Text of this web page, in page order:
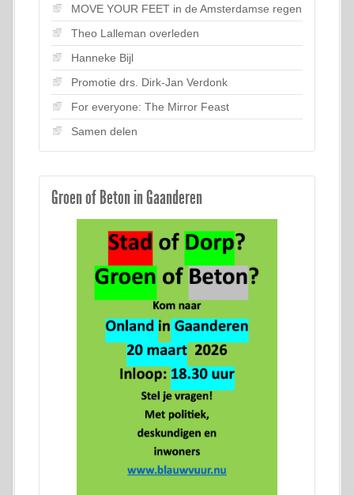
MOVE YOUR FEET in de Amsterdamse regen
Theo Lalleman overleden
Hanneke Bijl
Promotie drs. Dirk-Jan Verdonk
For everyone: The Mirror Feast
Samen delen
Groen of Beton in Gaanderen